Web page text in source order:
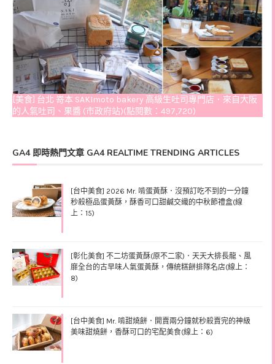
[美食] 台北 嵜本 SAKImoto bakery 高級生吐司專門店．來自大阪
的人氣吐司、果醬 (市政府站)(點閱數：497,720)
GA4 即時熱門文章 GA4 REALTIME TRENDING ARTICLES
[台中美食] 2026 Mr. 啃蛋黃酥．沒預訂吃不到的一分鐘
秒殺極品蛋黃酥，酥香可口甜鹹交織的中秋節禮盒(線
上：15)
[彰化美食] 不二坊蛋黃酥(原不二家)．天天大排長龍、風
靡全台的古早味人氣蛋黃酥，傳統糕餅排隊名店(線上：
8)
[台中美食] Mr. 啃甜燒餅．開賣兩分鐘就秒殺賣完的神級
美味甜燒餅，香酥可口的宅配美食(線上：6)